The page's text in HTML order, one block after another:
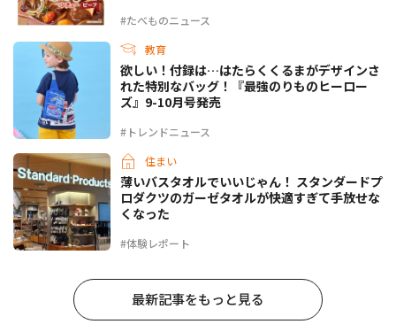
#たべものニュース
教育
#トレンドニュース
欲しい！付録は…はたらくくるまがデザインさ
れた特別なバッグ！『最強のりものヒーロー
ズ』9-10月号発売
住まい
#体験レポート
薄いバスタオルでいいじゃん！ スタンダードプ
ロダクツのガーゼタオルが快適すぎて手放せな
くなった
最新記事をもっと見る